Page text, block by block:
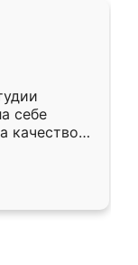
себе
качеством
уже почти